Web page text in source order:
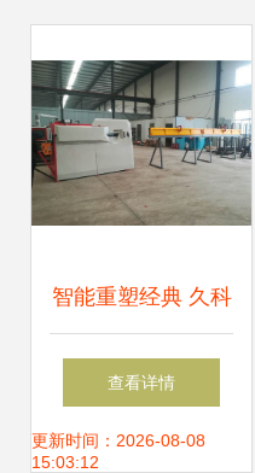
智能重塑经典 久科
机械厂自动数控钢
筋弯箍机的创新步
查看详情
更新时间：2026-08-08
15:03:12